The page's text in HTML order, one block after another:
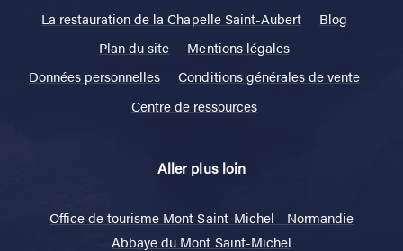
La restauration de la Chapelle Saint-Aubert
Blog
Plan du site
Mentions légales
Données personnelles
Conditions générales de vente
Centre de ressources
Aller plus loin
Office de tourisme Mont Saint-Michel - Normandie
Abbaye du Mont Saint-Michel